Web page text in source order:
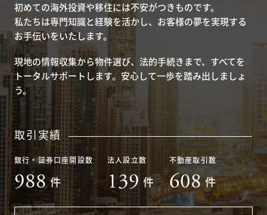
初めての海外投資や移住には不安がつきものです。
私たちは専門知識と経験を活かし、お客様の夢を実現する
お手伝いをいたします。
現地の情報収集から物件選び、法的手続きまで、すべてを
トータルサポートします。安心して一歩を踏み出しましょ
う。
取引実績
銀行・証券口座開設数
988 件
法人設立数
139 件
不動産取引数
608 件